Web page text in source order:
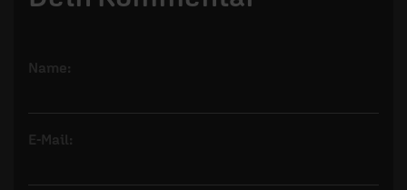
Name:
E-Mail: